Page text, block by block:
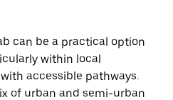
can be a practical option
within local
accessible pathways.
of urban and semi-urban